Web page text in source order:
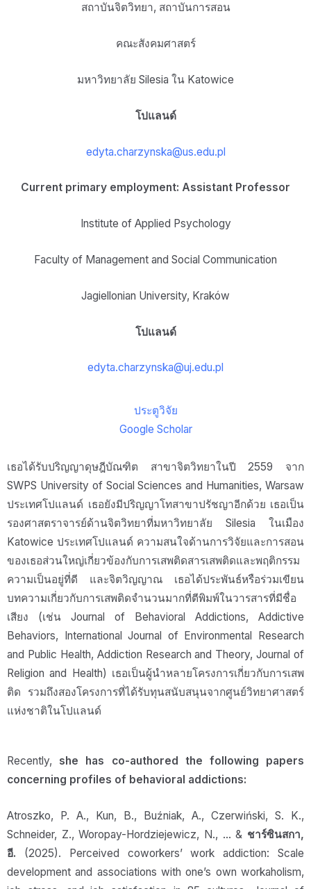
สถาบันจิตวิทยา, สถาบันการสอน
คณะสังคมศาสตร์
มหาวิทยาลัย Silesia ใน Katowice
โปแลนด์
edyta.charzynska@us.edu.pl
Current primary employment: Assistant Professor
Institute of Applied Psychology
Faculty of Management and Social Communication
Jagiellonian University, Kraków
โปแลนด์
edyta.charzynska@uj.edu.pl
ประตูวิจัย
Google Scholar
เธอได้รับปริญญาดุษฎีบัณฑิต สาขาจิตวิทยาในปี 2559 จาก
SWPS University of Social Sciences and Humanities, Warsaw
ประเทศโปแลนด์ เธอยังมีปริญญาโทสาขาปรัชญาอีกด้วย เธอเป็น
รองศาสตราจารย์ด้านจิตวิทยาที่มหาวิทยาลัย Silesia ในเมือง
Katowice ประเทศโปแลนด์ ความสนใจด้านการวิจัยและการสอน
ของเธอส่วนใหญ่เกี่ยวข้องกับการเสพติดสารเสพติดและพฤติกรรม
ความเป็นอยู่ที่ดี และจิตวิญญาณ เธอได้ประพันธ์หรือร่วมเขียน
บทความเกี่ยวกับการเสพติดจำนวนมากที่ตีพิมพ์ในวารสารที่มีชื่อ
เสียง (เช่น Journal of Behavioral Addictions, Addictive
Behaviors, International Journal of Environmental Research
and Public Health, Addiction Research and Theory, Journal of
Religion and Health) เธอเป็นผู้นำหลายโครงการเกี่ยวกับการเสพ
ติด รวมถึงสองโครงการที่ได้รับทุนสนับสนุนจากศูนย์วิทยาศาสตร์
แห่งชาติในโปแลนด์
Recently, she has co-authored the following papers
concerning profiles of behavioral addictions:
Atroszko, P. A., Kun, B., Buźniak, A., Czerwiński, S. K.,
Schneider, Z., Woropay-Hordziejewicz, N., … & ชาร์ซินสกา,
อี. (2025). Perceived coworkers’ work addiction: Scale
development and associations with one’s own workaholism,